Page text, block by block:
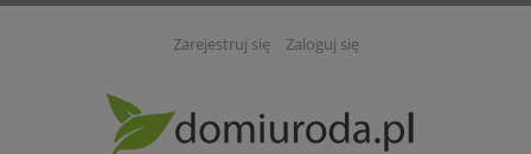
Zarejestruj się Zaloguj się